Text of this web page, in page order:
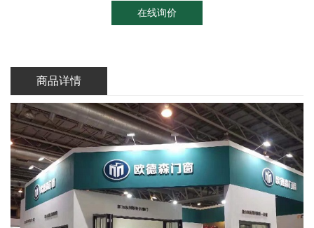
在线询价
商品详情